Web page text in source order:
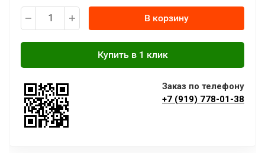
В корзину
Заказ по телефону
+7 (919) 778-01-38